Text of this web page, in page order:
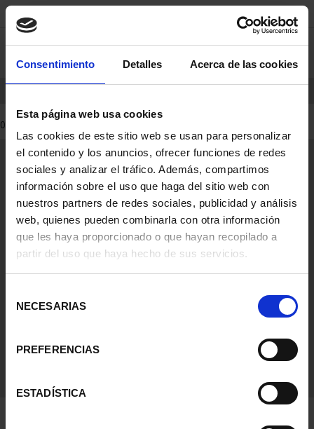
Consentimiento Detalles Acerca de las cookies
Esta página web usa cookies
Las cookies de este sitio web se usan para personalizar
el contenido y los anuncios, ofrecer funciones de redes
sociales y analizar el tráfico. Además, compartimos
información sobre el uso que haga del sitio web con
nuestros partners de redes sociales, publicidad y análisis
web, quienes pueden combinarla con otra información
que les haya proporcionado o que hayan recopilado a
partir del uso que haya hecho de sus servicios.
NECESARIAS
PREFERENCIAS
ESTADÍSTICA
saltar
al
contenido
Saltar
al
men
0
0 Productos encontrados
Información General
Contacto
Preguntas Frequentes (FAQs)
Aviso Legal
Condiciones Legales
Ayuda